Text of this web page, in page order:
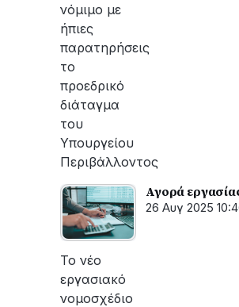
νόμιμο με
ήπιες
παρατηρήσεις
το
προεδρικό
διάταγμα
του
Υπουργείου
Περιβάλλοντος
Αγορά
26 Αυγ 2025
Το νέο
εργασιακό
νομοσχέδιο